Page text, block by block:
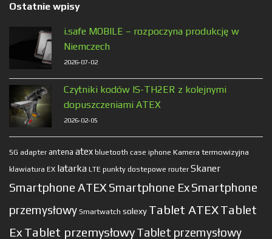
Ostatnie wpisy
i.safe MOBILE – rozpoczyna produkcję w
Niemczech
2026-07-02
Czytniki kodów IS-TH2ER z kolejnymi
dopuszczeniami ATEX
2026-02-05
5G adapter antena atex bluetooth case iphone Kamera termowizyjna
klawiatura EX latarka LTE punkty dostepowe router Skaner
Smartphone ATEX Smartphone ExSmartphone
przemysłowy Smartwatch solexy Tablet ATEXTablet
Ex Tablet przemysłowyTablet przemysłowy